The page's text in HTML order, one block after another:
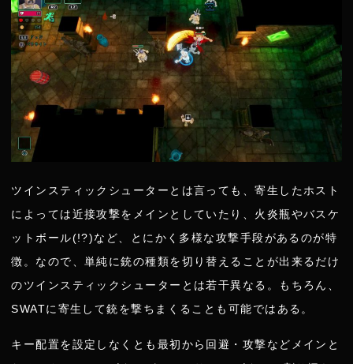
ツインスティックシューターとは言っても、寄生したホスト
によっては近接攻撃をメインとしていたり、火炎瓶やバスケ
ットボール(!?)など、とにかく多様な攻撃手段があるのが特
徴。なので、単純に銃の種類を切り替えることが出来るだけ
のツインスティックシューターとは若干異なる。もちろん、
SWATに寄生して銃を撃ちまくることも可能ではある。
キー配置を設定しなくとも最初から回避・攻撃などメインと